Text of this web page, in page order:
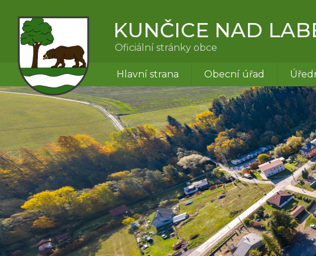
KUNČICE NAD
Oficiální stránky obce
Hlavní strana Obecní úřad